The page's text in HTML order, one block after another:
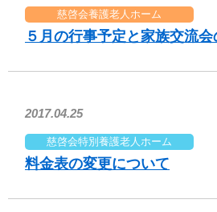
慈啓会養護老人ホーム
５月の行事予定と家族交流会
2017.04.25
慈啓会特別養護老人ホーム
料金表の変更について